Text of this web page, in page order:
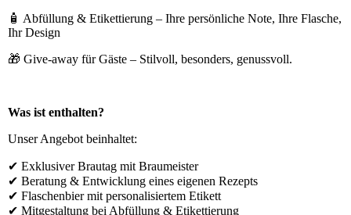
🧴 Abfüllung & Etikettierung – Ihre persönliche Note, Ihre Flasche,
Ihr Design
🎁 Give-away für Gäste – Stilvoll, besonders, genussvoll.
Was ist enthalten?
Unser Angebot beinhaltet:
✔ Exklusiver Brautag mit Braumeister
✔ Beratung & Entwicklung eines eigenen Rezepts
✔ Flaschenbier mit personalisiertem Etikett
✔ Mitgestaltung bei Abfüllung & Etikettierung